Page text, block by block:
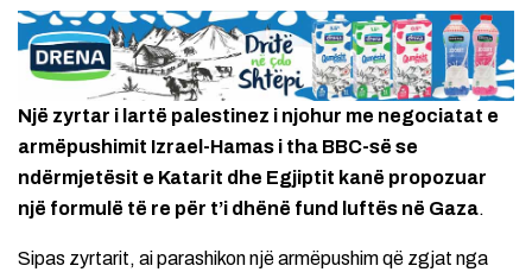
Një zyrtar i lartë palestinez i njohur me negociatat e
armëpushimit Izrael-Hamas i tha BBC-së se
ndërmjetësit e Katarit dhe Egjiptit kanë propozuar
një formulë të re për t’i dhënë fund luftës në Gaza.
Sipas zyrtarit, ai parashikon një armëpushim që zgjat nga